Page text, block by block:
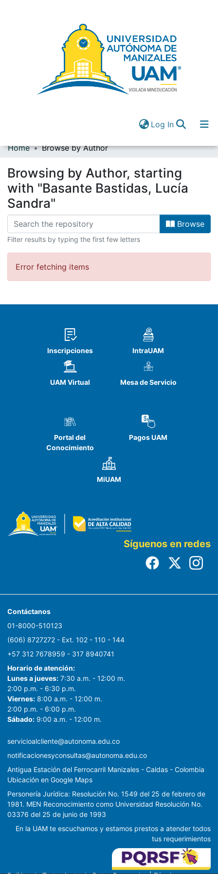
Log In(current)
Communities & Collections
Log In(current)
Home Browse by Author
Browsing by Author, starting
with "Basante Bastidas, Lucía
Sandra"
Browse
Filter results by typing the first few letters
Error fetching items
Inscripciones IntraUAM
UAM Virtual Mesa de Servicio
Portal del
Conocimiento
Pagos UAM
MiUAM
Síguenos en redes
Contáctanos
01-8000-510123
(606) 8727272 - Ext. 102 - 110 - 144
+57 312 7678959 - 317 8940741
Horario de atención:
Lunes a jueves: 7:30 a.m. - 12:00 m.
2:00 p.m. - 6:30 p.m.
Viernes: 8:00 a.m. - 12:00 m.
2:00 p.m. - 6:00 p.m.
Sábado: 9:00 a.m. - 12:00 m.
servicioalcliente@autonoma.edu.co
notificacionesyconsultas@autonoma.edu.co
Antigua Estación del Ferrocarril Manizales - Caldas - Colombia
Ubicación en Google Maps
Personería Jurídica: Resolución No. 1549 del 25 de febrero de
1981. MEN Reconocimiento como Universidad Resolución No.
03376 del 25 de junio de 1993
En la UAM te escuchamos y estamos prestos a atender todos
tus requerimientos